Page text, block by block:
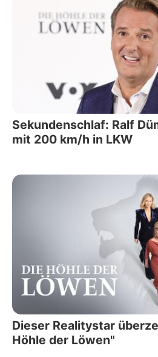
Sekundenschlaf: Ralf
mit 200 km/h in LKW
Dieser Realitystar
Höhle der Löwen"